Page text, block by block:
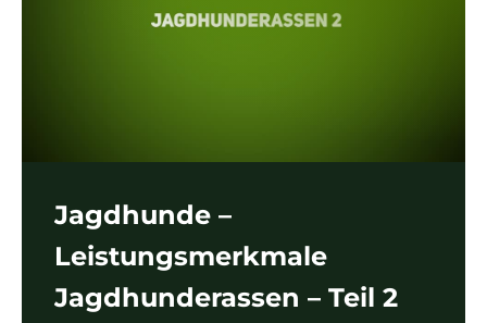
Jagdhunde –
Leistungsmerkmale
Jagdhunderassen – Teil 2